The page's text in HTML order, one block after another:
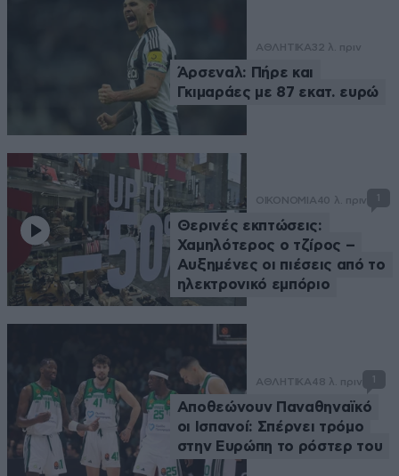
ΑΘΛΗΤΙΚΑ32 λ. πριν
Άρσεναλ: Πήρε και
Γκιμαράες με 87 εκατ. ευρώ
ΟΙΚΟΝΟΜΙΑ40 λ. πριν
Θερινές εκπτώσεις:
Χαμηλότερος ο τζίρος –
Αυξημένες οι πιέσεις από το
ηλεκτρονικό εμπόριο
ΑΘΛΗΤΙΚΑ48 λ. πριν 1
Αποθεώνουν Παναθηναϊκό
οι Ισπανοί: Σπέρνει τρόμο
στην Ευρώπη το ρόστερ του